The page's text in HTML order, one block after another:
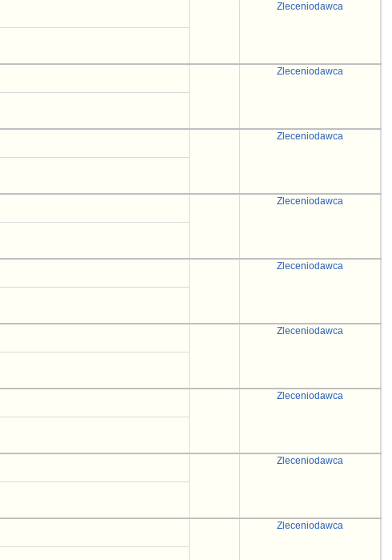
Zleceniodawca
Zleceniodawca
Zleceniodawca
Zleceniodawca
Zleceniodawca
Zleceniodawca
Zleceniodawca
Zleceniodawca
Zleceniodawca